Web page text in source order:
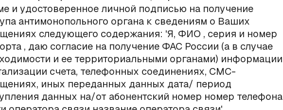
и удостоверенное личной подписью на получение
антимонопольного органа к сведениям о Ваших
следующего содержания: 'Я, ФИО , серия и номер
, даю согласие на получение ФАС России (а в случае
и ее территориальными органами) информации
счета, телефонных соединениях, СМС-
иных переданных данных дата/ период
данных на/от абонентский номер номер телефона